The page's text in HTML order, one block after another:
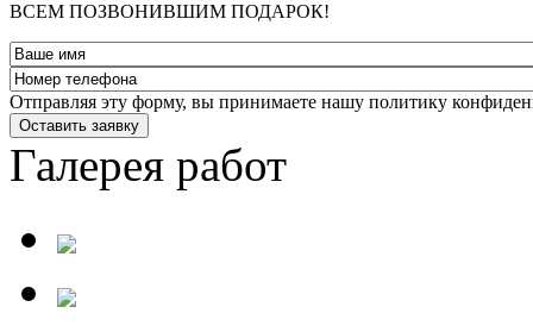
ВСЕМ ПОЗВОНИВШИМ ПОДАРОК!
Отправляя эту форму, вы принимаете нашу политику
Оставить заявку
Галерея работ